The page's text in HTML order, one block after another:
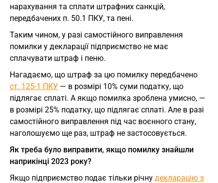
нарахування та сплати штрафних санкцій,
передбачених п. 50.1 ПКУ, та пені.
Таким чином, у разі самостійного виправлення
помилки у декларації підприємство не має
сплачувати штраф і пеню.
Нагадаємо, що штраф за цю помилку передбачено
ст. 125-1 ПКУ — в розмірі 10% суми податку, що
підлягає сплаті. А якщо помилка зроблена умисно, —
в розмірі 25% податку, що підлягає сплаті. Але в разі
самостійного виправлення під час воєнного стану,
наголошуємо ще раз, штраф не застосовується.
Як треба було виправити, якщо помилку знайшли
наприкінці 2023 року?
Якщо підприємство подає тільки річну декларацію з